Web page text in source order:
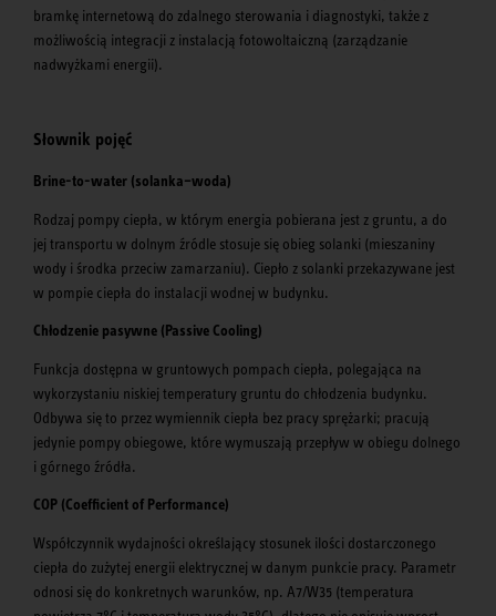
bramkę internetową do zdalnego sterowania i diagnostyki, także z
możliwością integracji z instalacją fotowoltaiczną (zarządzanie
nadwyżkami energii).
Słownik pojęć
Brine-to-water (solanka–woda)
Rodzaj pompy ciepła, w którym energia pobierana jest z gruntu, a do
jej transportu w dolnym źródle stosuje się obieg solanki (mieszaniny
wody i środka przeciw zamarzaniu). Ciepło z solanki przekazywane jest
w pompie ciepła do instalacji wodnej w budynku.
Chłodzenie pasywne (Passive Cooling)
Funkcja dostępna w gruntowych pompach ciepła, polegająca na
wykorzystaniu niskiej temperatury gruntu do chłodzenia budynku.
Odbywa się to przez wymiennik ciepła bez pracy sprężarki; pracują
jedynie pompy obiegowe, które wymuszają przepływ w obiegu dolnego
i górnego źródła.
COP (Coefficient of Performance)
Współczynnik wydajności określający stosunek ilości dostarczonego
ciepła do zużytej energii elektrycznej w danym punkcie pracy. Parametr
odnosi się do konkretnych warunków, np. A7/W35 (temperatura